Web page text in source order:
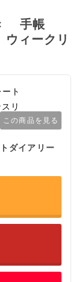
手帳
ィークリ
この商品を見る
ダイアリー